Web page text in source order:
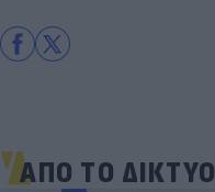
ΑΠΟ ΤΟ ΔΙΚΤΥΟ